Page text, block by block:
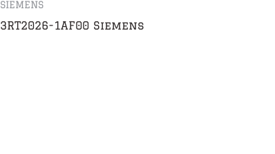
SIEMENS
3RT2026-1AF00 Siemens